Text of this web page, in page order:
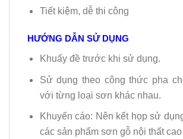
Tiết kiệm, dễ thi công
HƯỚNG DẪN SỬ DỤNG
Khuấy đề trước khi sử dụng.
Sử dụng theo công thức pha
với từng loại sơn khác nhau.
Khuyến cáo: Nên kết họp sử
các sản phẩm sơn gỗ nội thất